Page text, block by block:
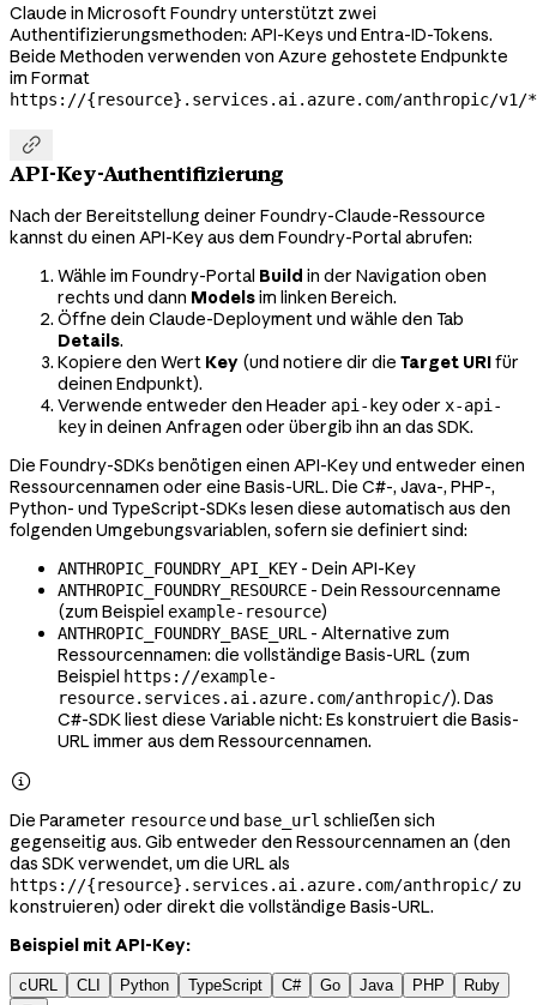
Claude in Microsoft Foundry unterstützt zwei
Authentifizierungsmethoden: API-Keys und Entra-ID-Tokens.
Beide Methoden verwenden von Azure gehostete Endpunkte
im Format
https://{resource}.services.ai.azure.com/anthropic/v1/*

API-Key-Authentifizierung
Nach der Bereitstellung deiner Foundry-Claude-Ressource
kannst du einen API-Key aus dem Foundry-Portal abrufen:
Wähle im Foundry-Portal Build in der Navigation oben
rechts und dann Modelsim linken Bereich.
Öffne dein Claude-Deployment und wähle den Tab
Details.
Kopiere den Wert Key (und notiere dir die Target URIfür
deinen Endpunkt).
Verwende entweder den Header api-keyoder x-api-
keyin deinen Anfragen oder übergib ihn an das SDK.
Die Foundry-SDKs benötigen einen API-Key und entweder einen
Ressourcennamen oder eine Basis-URL. Die C#-, Java-, PHP-,
Python- und TypeScript-SDKs lesen diese automatisch aus den
folgenden Umgebungsvariablen, sofern sie definiert sind:
ANTHROPIC_FOUNDRY_API_KEY - Dein API-Key
ANTHROPIC_FOUNDRY_RESOURCE - Dein Ressourcenname
(zum Beispiel example-resource)
ANTHROPIC_FOUNDRY_BASE_URL - Alternative zum
Ressourcennamen: die vollständige Basis-URL (zum
Beispiel https://example-
resource.services.ai.azure.com/anthropic/). Das
C#-SDK liest diese Variable nicht: Es konstruiert die Basis-
URL immer aus dem Ressourcennamen.

Die Parameter resourceund base_url schließen sich
gegenseitig aus. Gib entweder den Ressourcennamen an (den
das SDK verwendet, um die URL als
https://{resource}.services.ai.azure.com/anthropic/ zu
konstruieren) oder direkt die vollständige Basis-URL.
Beispiel mit API-Key:
cURL CLI Python TypeScript C# Go Java PHP Ruby